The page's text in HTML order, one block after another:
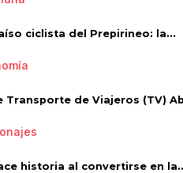
ciclista del Prepirineo: la...
Transporte de Viajeros (TV)
historia al convertirse en